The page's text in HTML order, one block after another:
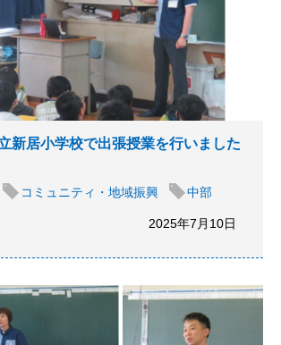
新居小学校で出張授業を行いました
コミュニティ・地域振興 中部
2025年7月10日